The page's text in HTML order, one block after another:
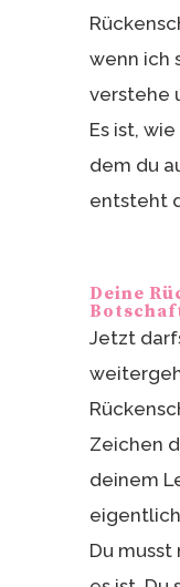
wenn ich
verstehe
Es ist,
dem du
entsteht
Deine
Jetzt
Zeichen
deinem
Du musst